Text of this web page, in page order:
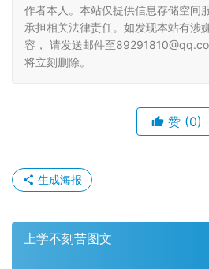
作者本人。本站仅提供信息存储空间
承担相关法律责任。如发现本站有涉
容， 请发送邮件至
将立刻删除。
赞 (0)
生成海报
上学不刻苦图文